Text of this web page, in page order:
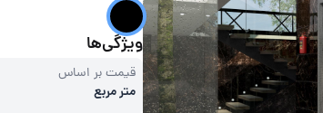
ویژگی‌ها
قیمت بر اساس
متر مربع